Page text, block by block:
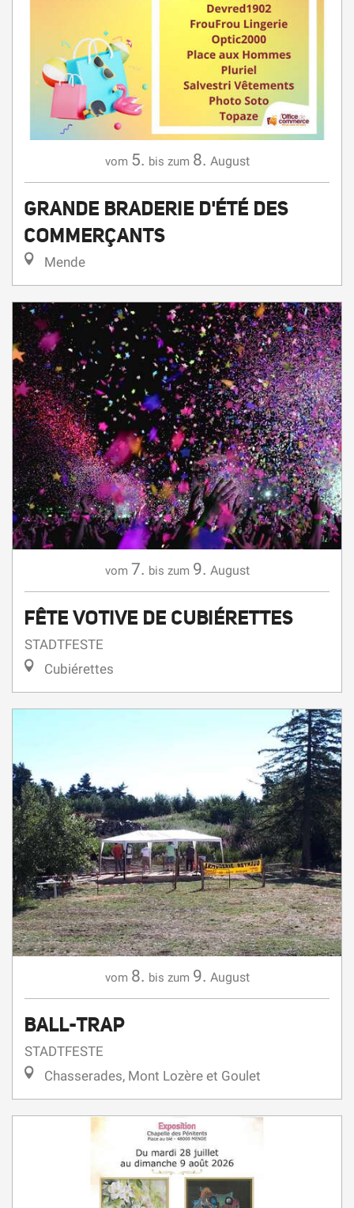
vom 5. bis zum 8. August
GRANDE BRADERIE D'ÉTÉ DES
COMMERÇANTS
Mende
vom 7. bis zum 9. August
FÊTE VOTIVE DE CUBIÉRETTES
STADTFESTE
Cubiérettes
vom 8. bis zum 9. August
BALL-TRAP
STADTFESTE
Chasserades, Mont Lozère et Goulet